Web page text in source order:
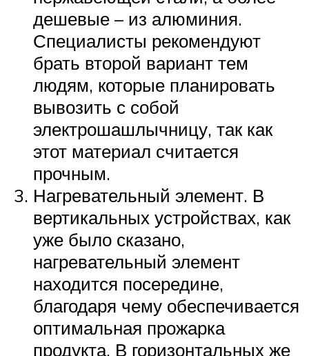
дешевые – из алюминия.
Специалисты рекомендуют
брать второй вариант тем
людям, которые планировать
вывозить с собой
электрошашлычницу, так как
этот материал считается
прочным.
Нагревательный элемент. В
вертикальных устройствах, как
уже было сказано,
нагревательный элемент
находится посередине,
благодаря чему обеспечивается
оптимальная прожарка
продукта. В горизонтальных же